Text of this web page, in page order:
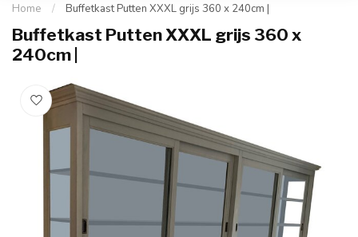
Home / Buffetkast Putten XXXL grijs 360 x 240cm |
Buffetkast Putten XXXL grijs 360 x
240cm |